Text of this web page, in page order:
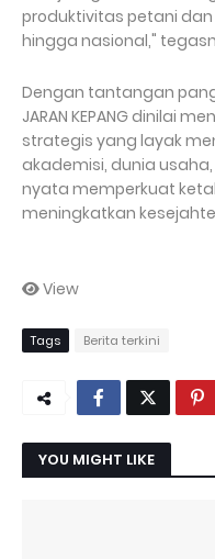
produktivitas petani
hingga nasional,"
Dengan tantangan
JARAN KEPANG dinilai
strategis yang layak
akademisi, dunia
nyata memperkuat
meningkatkan
View
Tags Berita terkini
YOU MIGHT LIKE